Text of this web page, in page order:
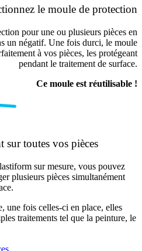
le moule de protection
pour une ou plusieurs pièces en
un négatif. Une fois durci, le moule
à vos pièces, les protégeant
pendant le traitement de surface.
Ce moule est réutilisable !
toutes vos pièces
sur mesure, vous pouvez
plusieurs pièces simultanément
une fois celles-ci en place, elles
traitements tel que la peinture, le